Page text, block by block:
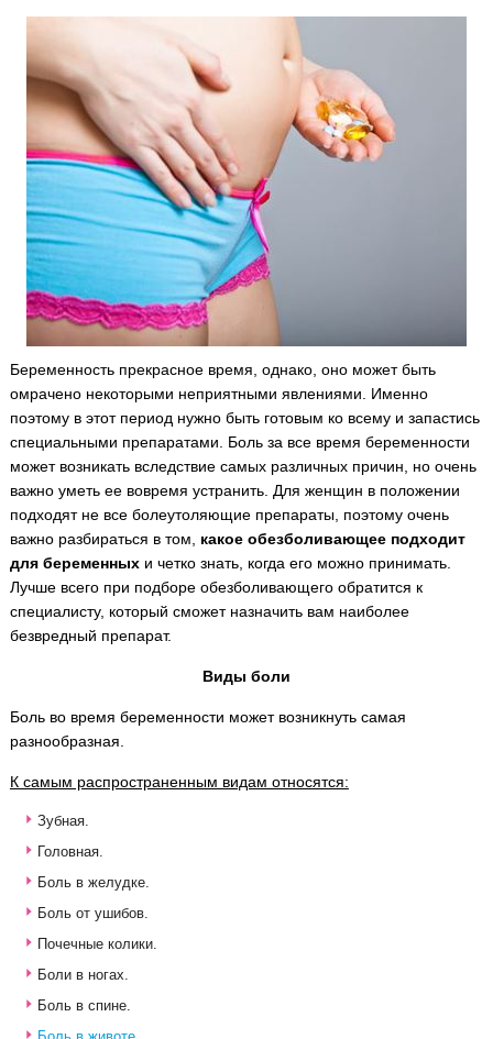
Беременность прекрасное время, однако, оно может быть
омрачено некоторыми неприятными явлениями.
Именно
поэтому в этот период нужно быть готовым ко всему и запастись
специальными препаратами. Боль за все время беременности
может возникать вследствие самых различных причин, но очень
важно уметь ее вовремя устранить. Для женщин в положении
подходят не все болеутоляющие препараты, поэтому очень
важно разбираться в том, какое обезболивающее подходит
для беременныхи четко знать, когда его можно принимать.
Лучше всего при подборе обезболивающего обратится к
специалисту, который сможет назначить вам наиболее
безвредный препарат.
Виды боли
Боль во время беременности может возникнуть самая
разнообразная.
К самым распространенным видам относятся:
Зубная.
Головная.
Боль в желудке.
Боль от ушибов.
Почечные колики.
Боли в ногах.
Боль в спине.